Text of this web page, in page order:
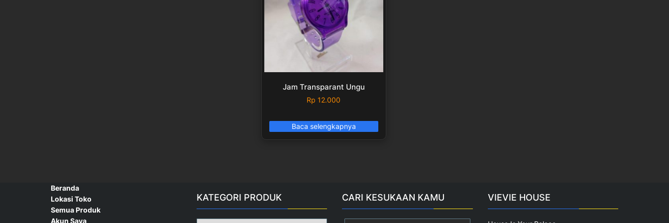
Jam Transparant Ungu
Rp 12.000
Baca selengkapnya
Beranda
Lokasi Toko
Semua Produk
Akun Saya
KATEGORI PRODUK CARI KESUKAAN KAMU VIEVIE HOUSE